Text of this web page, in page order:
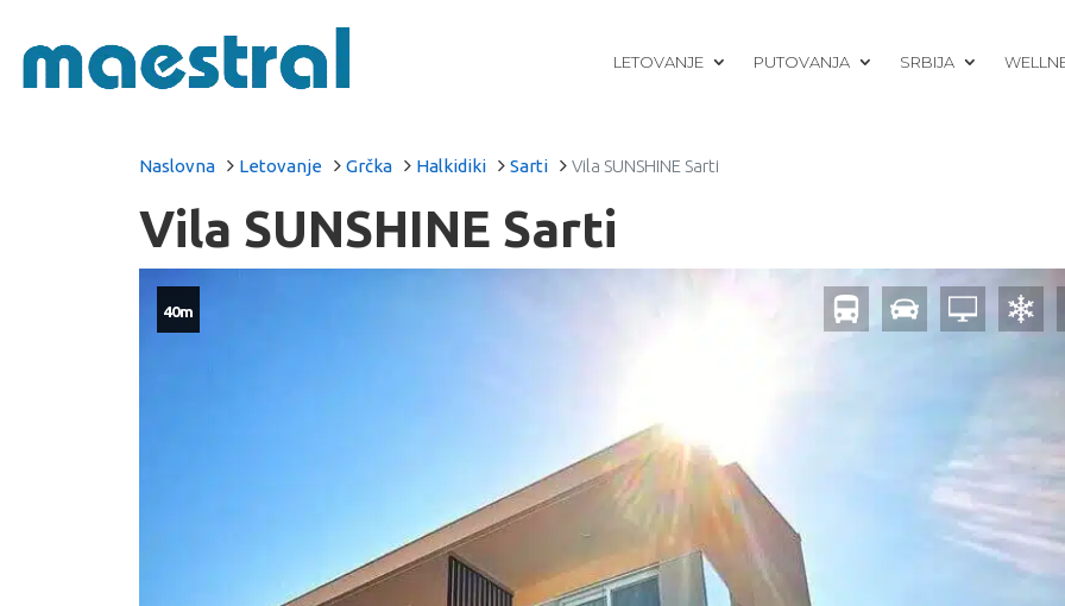
LETOVANJE PUTOVANJA SRBIJA
Naslovna Letovanje Grčka Halkidiki Sarti Vila SUNSHINE Sarti
Vila SUNSHINE Sarti
40m